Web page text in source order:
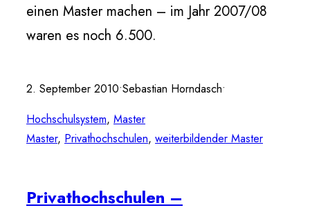
einen Master machen – im Jahr 2007/08
waren es noch 6.500.
2. September 2010•Sebastian Horndasch•
Hochschulsystem, Master
Master, Privathochschulen, weiterbildender Master
Privathochschulen –